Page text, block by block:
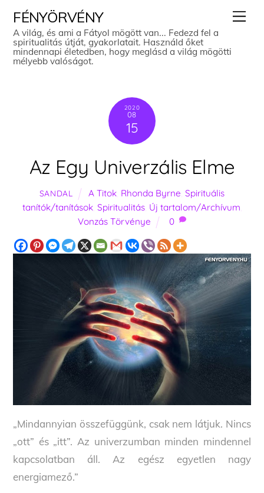
content
FÉNYÖRVÉNY
A világ, és ami a Fátyol mögött van... Fedezd fel a
spiritualitás útját, gyakorlatait. Használd őket
mindennapi életedben, hogy meglásd a világ mögötti
mélyebb valóságot.
2020
08
15
Az Egy Univerzális Elme
SANDAL A Titok Rhonda Byrne ,Spirituális
tanítók/tanítások, Spiritualitás, Új tartalom/Archívum
Vonzás Törvénye
0
„Mindannyian összefüggünk, csak nem látjuk. Nincs
„ott” és „itt”. Az univerzumban minden mindennel
kapcsolatban áll. Az egész egyetlen nagy
energiamező.”